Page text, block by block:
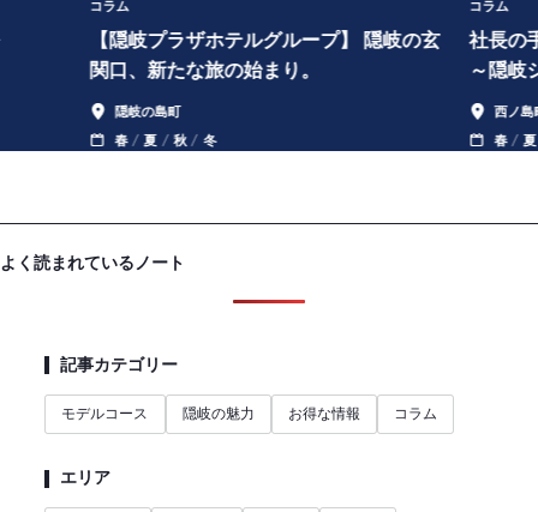
コラム
【隠岐プラザホテルグループ】 隠岐の玄
関口、新たな旅の始まり。
隠岐の島町
春
夏 秋 冬
コラム
社長の
～隠岐
西ノ島
春
夏
よく読まれているノート
記事カテゴリー
モデルコース 隠岐の魅力 お得な情報 コラム
エリア